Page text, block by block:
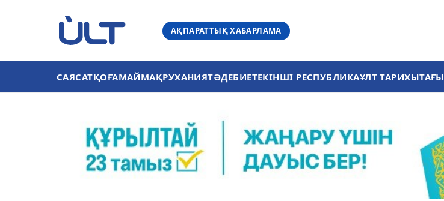
АҚПАРАТТЫҚ ХАБАРЛАМА
САЯСАТҚОҒАМАЙМАҚРУХАНИЯТӘДЕБИЕТЕКІНШІ РЕСПУБЛИКАҰЛТ ТАРИХЫТАҒЫ